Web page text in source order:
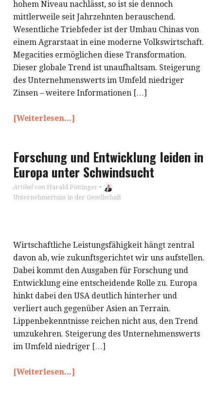
hohem Niveau nachlässt, so ist sie dennoch
mittlerweile seit Jahrzehnten berauschend.
Wesentliche Triebfeder ist der Umbau Chinas von
einem Agrarstaat in eine moderne Volkswirtschaft.
Megacities ermöglichen diese Transformation.
Dieser globale Trend ist unaufhaltsam. Steigerung
des Unternehmenswerts im Umfeld niedriger
Zinsen – weitere Informationen […]
[Weiterlesen...]
Forschung und Entwicklung leiden in
Europa unter Schwindsucht
Artikel von Harald Pöttinger •
Unternehmertum in der Gesellschaft
Wirtschaftliche Leistungsfähigkeit hängt zentral
davon ab, wie zukunftsgerichtet wir uns aufstellen.
Dabei kommt den Ausgaben für Forschung und
Entwicklung eine entscheidende Rolle zu. Europa
hinkt dabei den USA deutlich hinterher und
verliert auch gegenüber Asien an Terrain.
Lippenbekenntnisse reichen nicht aus, den Trend
umzukehren. Steigerung des Unternehmenswerts
im Umfeld niedriger […]
[Weiterlesen...]